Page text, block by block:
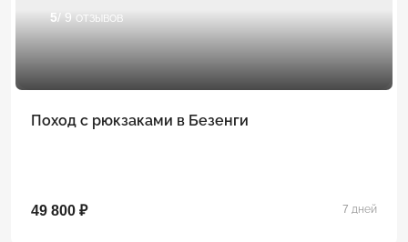
5/ 9 отзывов
Поход с рюкзаками в Безенги
49 800 ₽ 7 дней